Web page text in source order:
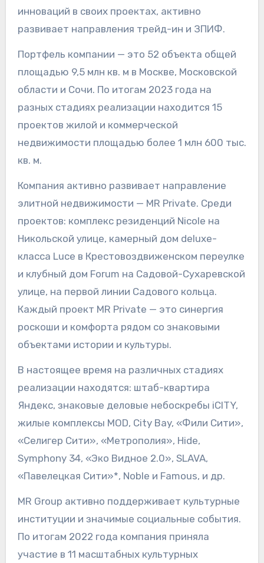
инноваций в своих проектах, активно
развивает направления трейд-ин и ЗПИФ.
Портфель компании — это 52 объекта общей
площадью 9,5 млн кв. м в Москве, Московской
области и Сочи. Пo итогам 2023 года на
разных стадиях реализации находится 15
проектов жилой и коммерческой
недвижимости площадью более 1 млн 600 тыс.
кв. м.
Компания активно развивает направление
элитной недвижимости — MR Private. Среди
проектов: комплекс резиденций Nicole на
Никольской улице, камерный дом deluxe-
класса Luce в Крестовоздвиженском переулке
и клубный дом Forum на Садовой-Сухаревской
улице, на первой линии Садового кольца.
Каждый проект MR Private — это синергия
роскоши и комфорта рядом со знаковыми
объектами истории и культуры.
В настоящее время на различных стадиях
реализации находятся: штаб-квартира
Яндекс, знаковые деловые небоскребы iCITY,
жилые комплексы MOD, City Bay, «Фили Сити»,
«Селигер Сити», «Метрополия», Hide,
Symphony 34, «Эко Видное 2.0», SLAVA,
«Павелецкая Сити»*, Noble и Famous, и др.
MR Group активно поддерживает культурные
институции и значимые социальные события.
По итогам 2022 года компания приняла
участие в 11 масштабных культурных